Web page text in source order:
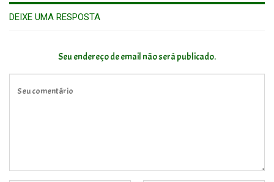
DEIXE UMA RESPOSTA
Seu endereço de email não será publicado.